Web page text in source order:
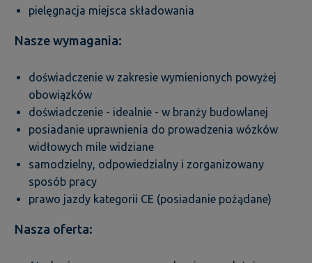
pielęgnacja miejsca składowania
Nasze wymagania:
doświadczenie w zakresie wymienionych powyżej
obowiązków
doświadczenie - idealnie - w branży budowlanej
posiadanie uprawnienia do prowadzenia wózków
widłowych mile widziane
samodzielny, odpowiedzialny i zorganizowany
sposób pracy
prawo jazdy kategorii CE (posiadanie pożądane)
Nasza oferta: